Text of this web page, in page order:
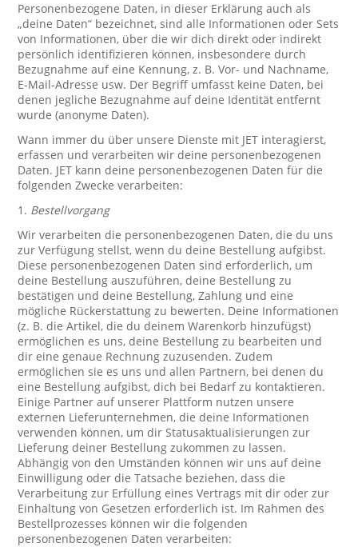
Personenbezogene Daten, in dieser Erklärung auch als
„deine Daten“ bezeichnet, sind alle Informationen oder Sets
von Informationen, über die wir dich direkt oder indirekt
persönlich identifizieren können, insbesondere durch
Bezugnahme auf eine Kennung, z. B. Vor- und Nachname,
E-Mail-Adresse usw. Der Begriff umfasst keine Daten, bei
denen jegliche Bezugnahme auf deine Identität entfernt
wurde (anonyme Daten).
Wann immer du über unsere Dienste mit JET interagierst,
erfassen und verarbeiten wir deine personenbezogenen
Daten. JET kann deine personenbezogenen Daten für die
folgenden Zwecke verarbeiten:
1. Bestellvorgang
Wir verarbeiten die personenbezogenen Daten, die du uns
zur Verfügung stellst, wenn du deine Bestellung aufgibst.
Diese personenbezogenen Daten sind erforderlich, um
deine Bestellung auszuführen, deine Bestellung zu
bestätigen und deine Bestellung, Zahlung und eine
mögliche Rückerstattung zu bewerten. Deine Informationen
(z. B. die Artikel, die du deinem Warenkorb hinzufügst)
ermöglichen es uns, deine Bestellung zu bearbeiten und
dir eine genaue Rechnung zuzusenden. Zudem
ermöglichen sie es uns und allen Partnern, bei denen du
eine Bestellung aufgibst, dich bei Bedarf zu kontaktieren.
Einige Partner auf unserer Plattform nutzen unsere
externen Lieferunternehmen, die deine Informationen
verwenden können, um dir Statusaktualisierungen zur
Lieferung deiner Bestellung zukommen zu lassen.
Abhängig von den Umständen können wir uns auf deine
Einwilligung oder die Tatsache beziehen, dass die
Verarbeitung zur Erfüllung eines Vertrags mit dir oder zur
Einhaltung von Gesetzen erforderlich ist. Im Rahmen des
Bestellprozesses können wir die folgenden
personenbezogenen Daten verarbeiten: